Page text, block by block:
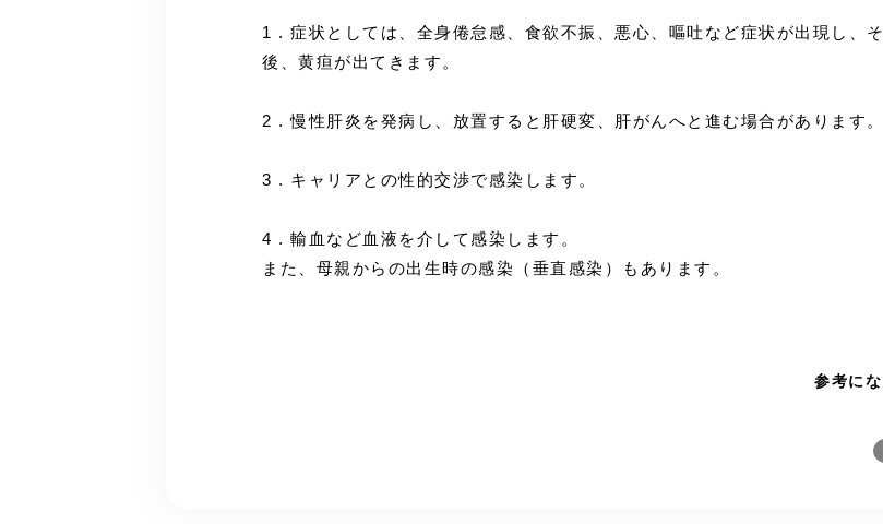
1 . 症状としては、全身倦怠感、食欲不振、悪心、嘔吐など症状が出現し、
後、黄疸が出てきます。
2 . 慢性肝炎を発病し、放置すると肝硬変、肝がんへと進む場合があります。
3 . キャリアとの性的交渉で感染します。
4 . 輸血など血液を介して感染します。
また、母親からの出生時の感染（垂直感染）もあります。
参考に